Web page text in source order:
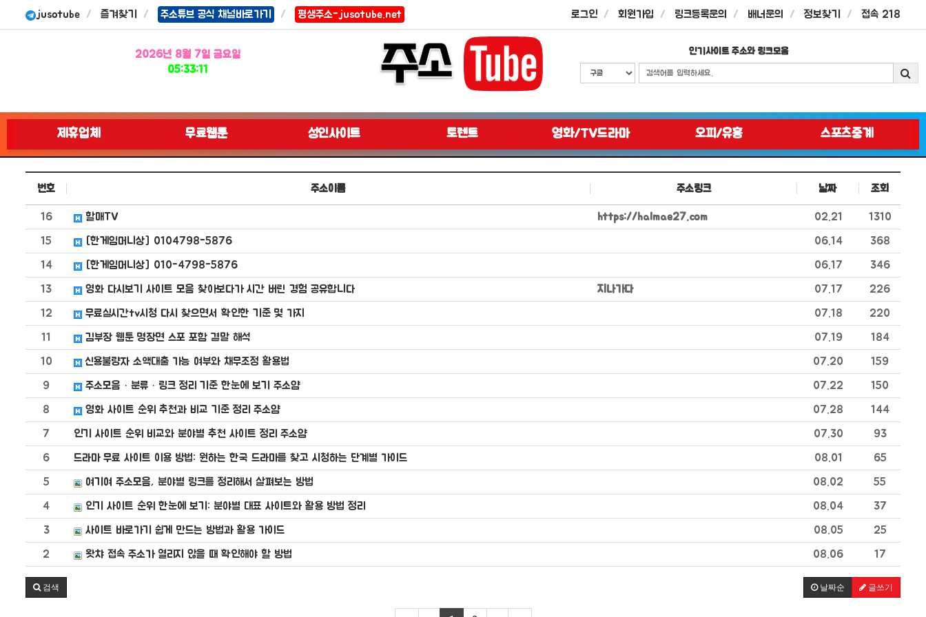
jusotube 즐겨찾기 주소튜브 공식 채널바로가기 평생주소-jusotube.net 로그인 회원가입 링크등록문의 배너문의 정보찾기 접속 218
2026년 8월 7일 금요일
05:33:12
인기사이트 주소와 링크모음
제휴업체 무료웹툰 성인사이트 토렌트 영화/TV드라마 오피/유흥 스포츠중계
번호 주소이름 주소링크 날짜 조회
16 할매TV https://halmae27.com 02.21 1310
15 [한​게임​머니​상] 01​04​79​8-​58​76 06.14 368
14 [한​게임​머니​상] 01​0-​47​98​-5​87​6 06.17 346
13 영화 다시보기 사이트 모음 찾아보다가 시간 버린 경험 공유합니다 지나가다 07.17 226
12 무료실시간tv시청 다시 찾으면서 확인한 기준 몇 가지 07.18 220
11 김부장 웹툰 명장면 스포 포함 결말 해석 07.19 184
10 신용불량자 소액대출 가능 여부와 채무조정 활용법 07.20 159
9 주소모음 · 분류 · 링크 정리 기준 한눈에 보기 주소얌 07.22 150
8 영화 사이트 순위 추천과 비교 기준 정리 주소얌 07.28 144
7 인기 사이트 순위 비교와 분야별 추천 사이트 정리 주소얌 07.30 93
6 드라마 무료 사이트 이용 방법: 원하는 한국 드라마를 찾고 시청하는 단계별 가이드 08.01 65
5 여기여 주소모음, 분야별 링크를 정리해서 살펴보는 방법 08.02 55
4 인기 사이트 순위 한눈에 보기: 분야별 대표 사이트와 활용 방법 정리 08.04 37
3 사이트 바로가기 쉽게 만드는 방법과 활용 가이드 08.05 25
2 왓챠 접속 주소가 열리지 않을 때 확인해야 할 방법 08.06 17
날짜순 글쓰기
검색